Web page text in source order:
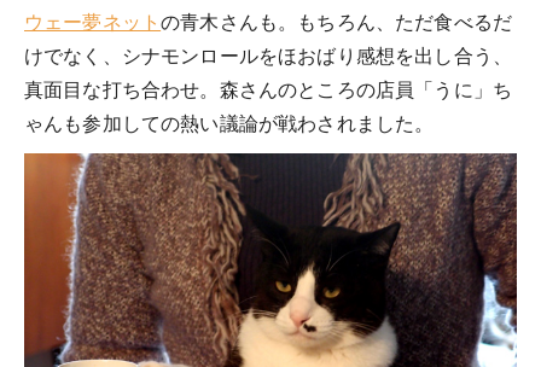
ウェー夢ネットの青木さんも。もちろん、ただ食べるだ
けでなく、シナモンロールをほおばり感想を出し合う、
真面目な打ち合わせ。森さんのところの店員「うに」ち
ゃんも参加しての熱い議論が戦わされました。